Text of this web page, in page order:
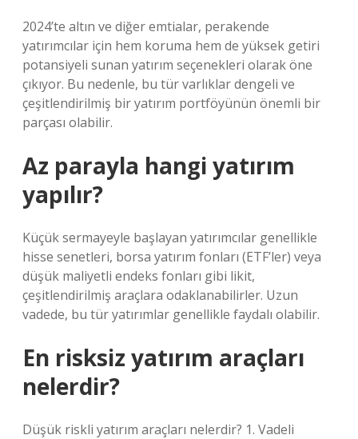
2024’te altın ve diğer emtialar, perakende
yatırımcılar için hem koruma hem de yüksek getiri
potansiyeli sunan yatırım seçenekleri olarak öne
çıkıyor. Bu nedenle, bu tür varlıklar dengeli ve
çeşitlendirilmiş bir yatırım portföyünün önemli bir
parçası olabilir.
Az parayla hangi yatırım
yapılır?
Küçük sermayeyle başlayan yatırımcılar genellikle
hisse senetleri, borsa yatırım fonları (ETF’ler) veya
düşük maliyetli endeks fonları gibi likit,
çeşitlendirilmiş araçlara odaklanabilirler. Uzun
vadede, bu tür yatırımlar genellikle faydalı olabilir.
En risksiz yatırım araçları
nelerdir?
Düşük riskli yatırım araçları nelerdir? 1. Vadeli